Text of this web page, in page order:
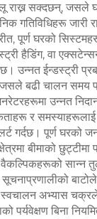
राख्न सक्दछन्, जसले
गतिविधिहरू जारी
पूर्ण घरको
हैडिंग, वा
उन्नत ईन्डस्ट्री
बढी चालन समय
उन्नत
र समस्याहरूलाई
गर्दछ। पूर्ण घरको
बीमाको छुट्टीमा
सान्न
अभ्यास
पर्यवेक्षण बिना